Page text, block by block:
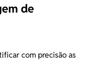
de
com precisão as